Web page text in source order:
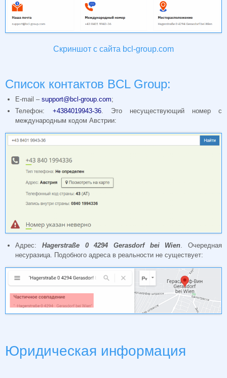
Скриншот с сайта bcl-group.com
Список контактов BCL Group:
E-mail –support@bcl-group.com;
Телефон: +4384019943-36. Это несуществующий номер с
международным кодом Австрии:
Адрес:Hagerstraße 0 4294 Gerasdorf bei Wien. Очередная
несуразица. Подобного адреса в реальности не существует:
Юридическая информация